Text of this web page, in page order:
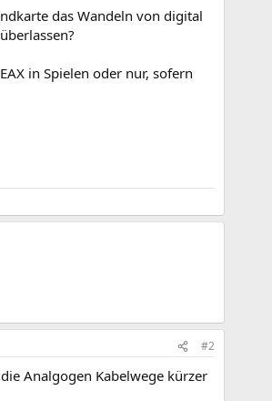
das Wandeln von digital
in Spielen oder nur, sofern
#2
Analgogen Kabelwege kürzer